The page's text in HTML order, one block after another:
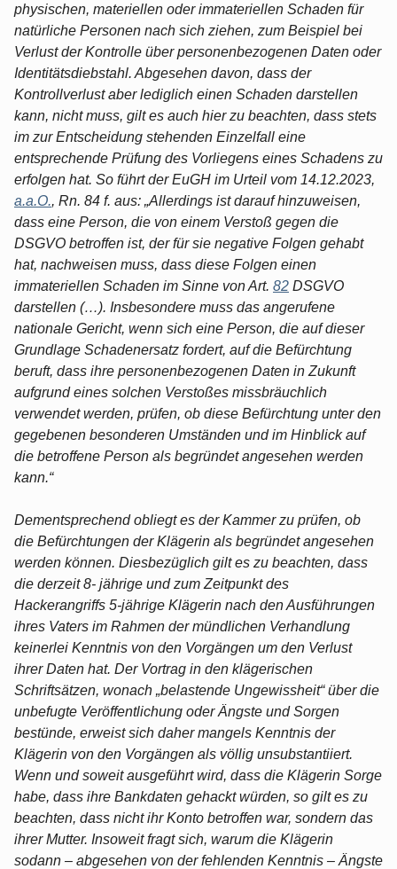
physischen, materiellen oder immateriellen Schaden für
natürliche Personen nach sich ziehen, zum Beispiel bei
Verlust der Kontrolle über personenbezogenen Daten oder
Identitätsdiebstahl. Abgesehen davon, dass der
Kontrollverlust aber lediglich einen Schaden darstellen
kann, nicht muss, gilt es auch hier zu beachten, dass stets
im zur Entscheidung stehenden Einzelfall eine
entsprechende Prüfung des Vorliegens eines Schadens zu
erfolgen hat. So führt der EuGH im Urteil vom 14.12.2023,
a.a.O., Rn. 84 f. aus: „Allerdings ist darauf hinzuweisen,
dass eine Person, die von einem Verstoß gegen die
DSGVO betroffen ist, der für sie negative Folgen gehabt
hat, nachweisen muss, dass diese Folgen einen
immateriellen Schaden im Sinne von Art. 82 DSGVO
darstellen (…). Insbesondere muss das angerufene
nationale Gericht, wenn sich eine Person, die auf dieser
Grundlage Schadenersatz fordert, auf die Befürchtung
beruft, dass ihre personenbezogenen Daten in Zukunft
aufgrund eines solchen Verstoßes missbräuchlich
verwendet werden, prüfen, ob diese Befürchtung unter den
gegebenen besonderen Umständen und im Hinblick auf
die betroffene Person als begründet angesehen werden
kann.“
Dementsprechend obliegt es der Kammer zu prüfen, ob
die Befürchtungen der Klägerin als begründet angesehen
werden können. Diesbezüglich gilt es zu beachten, dass
die derzeit 8- jährige und zum Zeitpunkt des
Hackerangriffs 5-jährige Klägerin nach den Ausführungen
ihres Vaters im Rahmen der mündlichen Verhandlung
keinerlei Kenntnis von den Vorgängen um den Verlust
ihrer Daten hat. Der Vortrag in den klägerischen
Schriftsätzen, wonach „belastende Ungewissheit“ über die
unbefugte Veröffentlichung oder Ängste und Sorgen
bestünde, erweist sich daher mangels Kenntnis der
Klägerin von den Vorgängen als völlig unsubstantiiert.
Wenn und soweit ausgeführt wird, dass die Klägerin Sorge
habe, dass ihre Bankdaten gehackt würden, so gilt es zu
beachten, dass nicht ihr Konto betroffen war, sondern das
ihrer Mutter. Insoweit fragt sich, warum die Klägerin
sodann – abgesehen von der fehlenden Kenntnis – Ängste